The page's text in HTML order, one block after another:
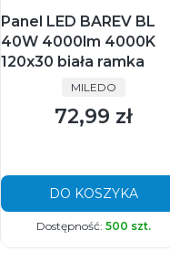
Panel LED BAREV BL
40W 4000lm 4000K
120x30 biała ramka
PRODUCENT
MILEDO
Cena
72,99 zł
DO KOSZYKA
Dostępność: 500 szt.